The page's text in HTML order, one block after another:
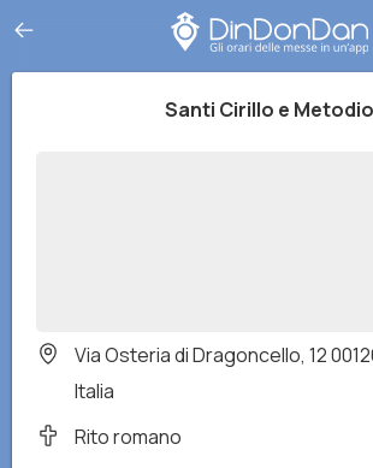
Santi Cirillo e Metodio
Via Osteria di Dragoncello, 12
Italia
Rito romano